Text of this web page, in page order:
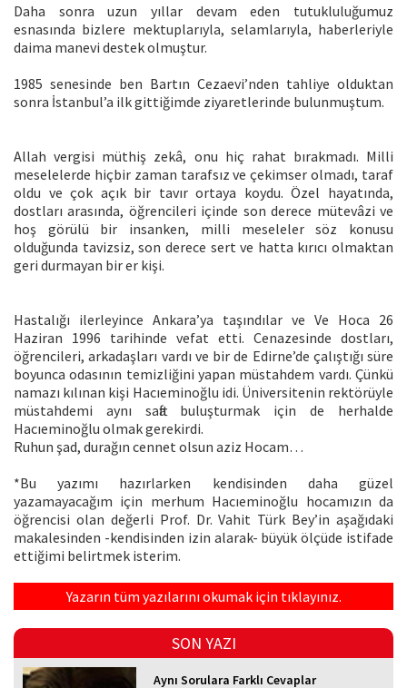
Daha sonra uzun yıllar devam eden tutukluluğumuz
esnasında bizlere mektuplarıyla, selamlarıyla, haberleriyle
daima manevi destek olmuştur.
1985 senesinde ben Bartın Cezaevi’nden tahliye olduktan
sonra İstanbul’a ilk gittiğimde ziyaretlerinde bulunmuştum.
Allah vergisi müthiş zekâ, onu hiç rahat bırakmadı. Milli
meselelerde hiçbir zaman tarafsız ve çekimser olmadı, taraf
oldu ve çok açık bir tavır ortaya koydu. Özel hayatında,
dostları arasında, öğrencileri içinde son derece mütevâzi ve
hoş görülü bir insanken, milli meseleler söz konusu
olduğunda tavizsiz, son derece sert ve hatta kırıcı olmaktan
geri durmayan bir er kişi.
Hastalığı ilerleyince Ankara’ya taşındılar ve Ve Hoca 26
Haziran 1996 tarihinde vefat etti. Cenazesinde dostları,
öğrencileri, arkadaşları vardı ve bir de Edirne’de çalıştığı süre
boyunca odasının temizliğini yapan müstahdem vardı. Çünkü
namazı kılınan kişi Hacıeminoğlu idi. Üniversitenin rektörüyle
müstahdemi aynı safta buluşturmak için de herhalde
Hacıeminoğlu olmak gerekirdi.
Ruhun şad, durağın cennet olsun aziz Hocam…
*Bu yazımı hazırlarken kendisinden daha güzel
yazamayacağım için merhum Hacıeminoğlu hocamızın da
öğrencisi olan değerli Prof. Dr. Vahit Türk Bey’in aşağıdaki
makalesinden -kendisinden izin alarak- büyük ölçüde istifade
ettiğimi belirtmek isterim.
Yazarın tüm yazılarını okumak için tıklayınız.
SON YAZI
Aynı Sorulara Farklı Cevaplar